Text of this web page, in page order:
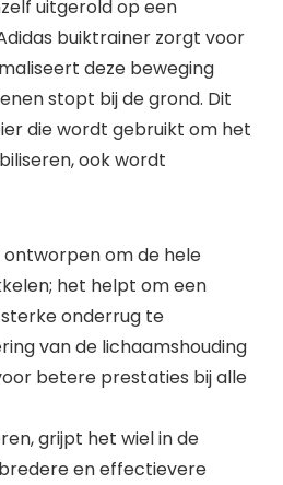
uitgerold op een
buiktrainer zorgt voor
deze beweging
stopt bij de grond. Dit
die wordt gebruikt om het
ook wordt
ontworpen om de hele
het helpt om een
onderrug te
van de lichaamshouding
betere prestaties bij alle
grijpt het wiel in de
en effectievere